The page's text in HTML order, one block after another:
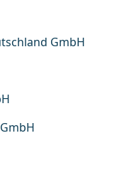
GmbH